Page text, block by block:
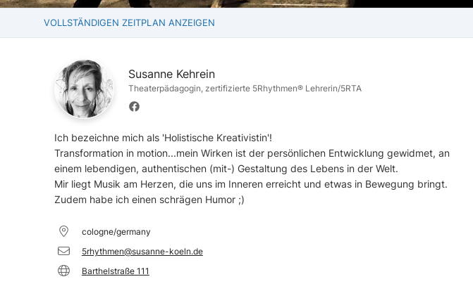
VOLLSTÄNDIGEN ZEITPLAN ANZEIGEN
Susanne Kehrein
Theaterpädagogin, zertifizierte 5Rhythmen® Lehrerin/5RTA
Ich bezeichne mich als 'Holistische Kreativistin'!
Transformation in motion...mein Wirken ist der persönlichen Entwicklung gewidmet, an
einem lebendigen, authentischen (mit-) Gestaltung des Lebens in der Welt.
Mir liegt Musik am Herzen, die uns im Inneren erreicht und etwas in Bewegung bringt.
Zudem habe ich einen schrägen Humor ;)
cologne/germany
5rhythmen@susanne-koeln.de
Barthelstraße 111